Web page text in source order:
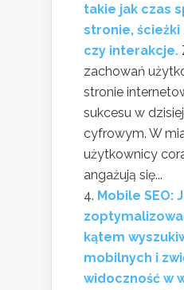
takie jak czas
stronie, ścieżki
czy interakcje.
zachowań
stronie
sukcesu w
cyfrowym. W
użytkownicy
angażują się...
Mobile SEO:
kątem
mobilnych i
widoczność w